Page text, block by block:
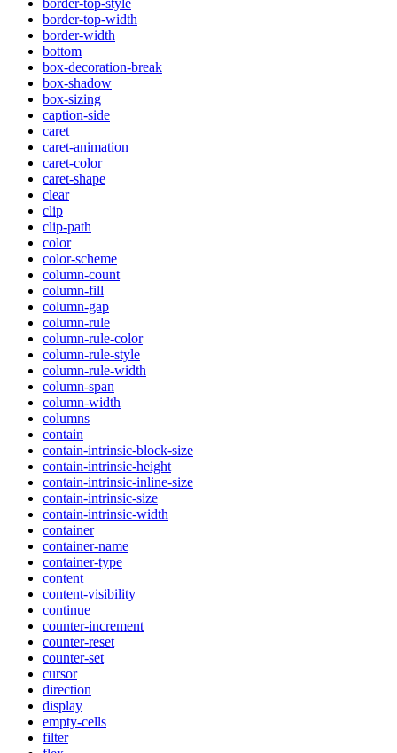
border-top-width
border-width
bottom
box-decoration-break
box-shadow
box-sizing
caption-side
caret
caret-animation
caret-color
caret-shape
clear
clip
clip-path
color
color-scheme
column-count
column-fill
column-gap
column-rule
column-rule-color
column-rule-style
column-rule-width
column-span
column-width
columns
contain
contain-intrinsic-block-size
contain-intrinsic-height
contain-intrinsic-inline-size
contain-intrinsic-size
contain-intrinsic-width
container
container-name
container-type
content
content-visibility
continue
counter-increment
counter-reset
counter-set
cursor
direction
display
empty-cells
filter